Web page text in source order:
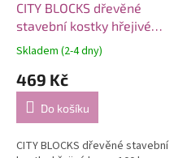
CITY BLOCKS dřevěné
stavební kostky hřejivé
barvy 100 ks
Skladem (2-4 dny)
469 Kč
Do košíku
CITY BLOCKS dřevěné stavební